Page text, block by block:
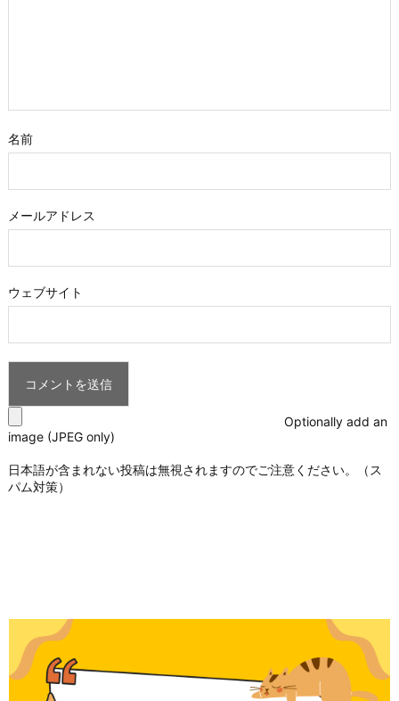
名前
メールアドレス
ウェブサイト
Optionally add an
image (JPEG only)
日本語が含まれない投稿は無視されますのでご注意ください。（ス
パム対策）